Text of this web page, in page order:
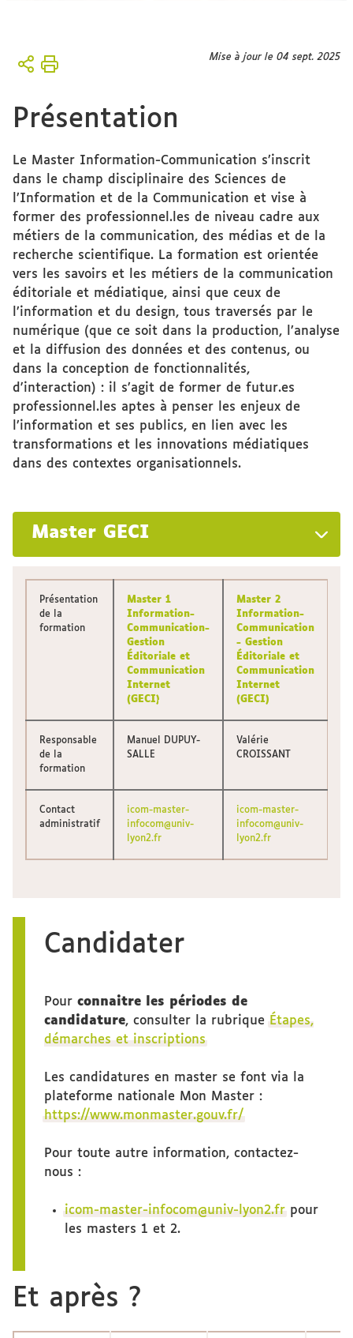
Vous
Accueil Mise à jour le 04 sept. 2025
Présentation
Le Master Information-Communication s’inscrit
dans le champ disciplinaire des Sciences de
l’Information et de la Communication et vise à
former des professionnel.les de niveau cadre aux
métiers de la communication, des médias et de la
recherche scientifique. La formation est orientée
vers les savoirs et les métiers de la communication
éditoriale et médiatique, ainsi que ceux de
l’information et du design, tous traversés par le
numérique (que ce soit dans la production, l’analyse
et la diffusion des données et des contenus, ou
dans la conception de fonctionnalités,
d'interaction) : il s’agit de former de futur.es
professionnel.les aptes à penser les enjeux de
l’information et ses publics, en lien avec les
transformations et les innovations médiatiques
dans des contextes organisationnels.
Master GECI
Présentation
de la
formation
Master 1
Information-
Communication-
Gestion
Éditoriale et
Communication
Internet
(GECI)
Master 2
Information-
Communication
- Gestion
Éditoriale et
Communication
Internet
(GECI)
Responsable
de la
formation
Manuel DUPUY-
SALLE
Valérie
CROISSANT
Contact
administratif
icom-master-
infocom@univ-
lyon2.fr
icom-master-
infocom@univ-
lyon2.fr
Candidater
Pour connaitre les périodes de
candidature, consulter la rubrique Étapes,
démarches et inscriptions
Les candidatures en master se font via la
plateforme nationale Mon Master :
https://www.monmaster.gouv.fr/
Pour toute autre information, contactez-
nous :
icom-master-infocom@univ-lyon2.frpour
les masters 1 et 2.
Et après ?